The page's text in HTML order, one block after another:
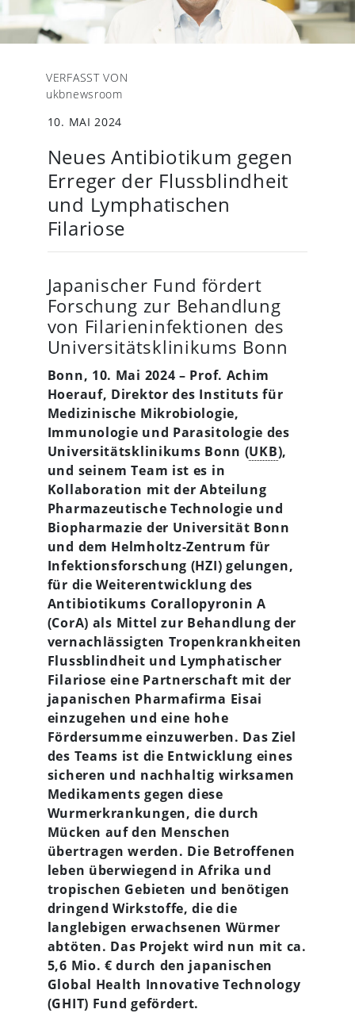
VERFASST VON
ukbnewsroom
10. MAI 2024
Neues Antibiotikum gegen
Erreger der Flussblindheit
und Lymphatischen
Filariose
Japanischer Fund fördert
Forschung zur Behandlung
von Filarieninfektionen des
Universitätsklinikums Bonn
Bonn, 10. Mai 2024 – Prof. Achim
Hoerauf, Direktor des Instituts für
Medizinische Mikrobiologie,
Immunologie und Parasitologie des
Universitätsklinikums Bonn (UKB),
und seinem Team ist es in
Kollaboration mit der Abteilung
Pharmazeutische Technologie und
Biopharmazie der Universität Bonn
und dem Helmholtz-Zentrum für
Infektionsforschung (HZI) gelungen,
für die Weiterentwicklung des
Antibiotikums Corallopyronin A
(CorA) als Mittel zur Behandlung der
vernachlässigten Tropenkrankheiten
Flussblindheit und Lymphatischer
Filariose eine Partnerschaft mit der
japanischen Pharmafirma Eisai
einzugehen und eine hohe
Fördersumme einzuwerben. Das Ziel
des Teams ist die Entwicklung eines
sicheren und nachhaltig wirksamen
Medikaments gegen diese
Wurmerkrankungen, die durch
Mücken auf den Menschen
übertragen werden. Die Betroffenen
leben überwiegend in Afrika und
tropischen Gebieten und benötigen
dringend Wirkstoffe, die die
langlebigen erwachsenen Würmer
abtöten. Das Projekt wird nun mit ca.
5,6 Mio. € durch den japanischen
Global Health Innovative Technology
(GHIT) Fund gefördert.